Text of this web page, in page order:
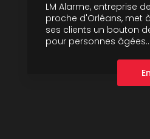
LM Alarme, entreprise
proche d'Orléans, met
ses clients un bouton
pour personnes